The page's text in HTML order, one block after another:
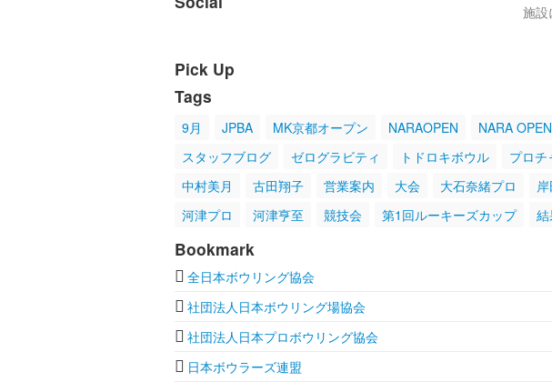
施設
Pick Up
Tags
9月 JPBA MK京都オープン NARAOPEN NARA OPEN
スタッフブログ
ゼログラビティ トドロキボウル プロチ
中村美月
古田翔子 営業案内 大会 大石奈緒プロ
河津プロ
河津亨至 競技会 第1回ルーキーズカップ
Bookmark
全日本ボウリング協会
社団法人日本ボウリング場協会
社団法人日本プロボウリング協会
日本ボウラーズ連盟